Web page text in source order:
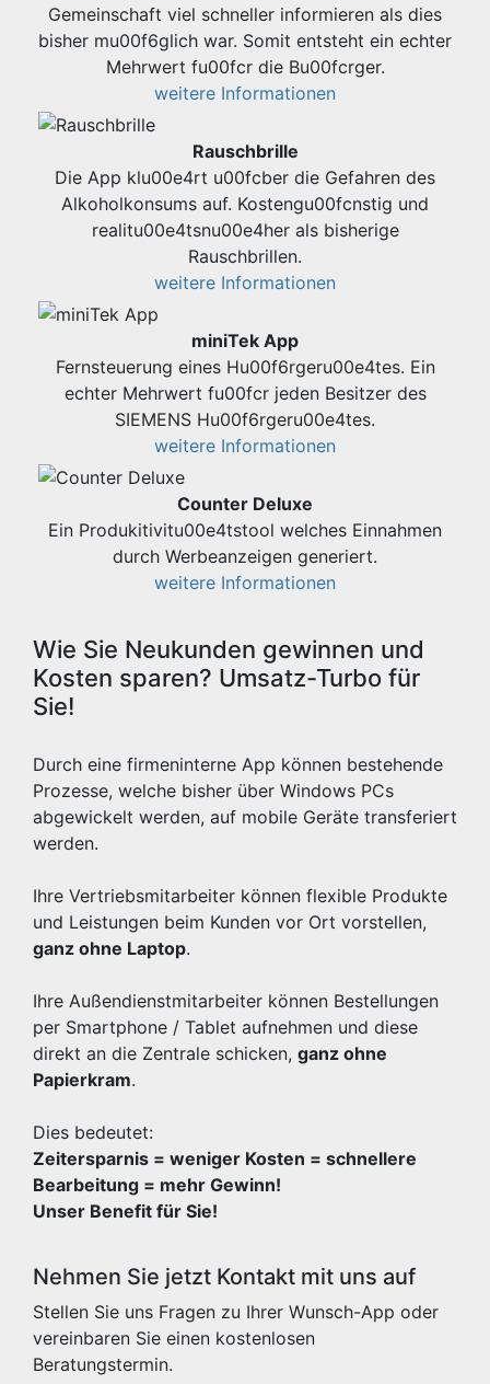
Gemeinschaft viel schneller informieren als dies
bisher mu00f6glich war. Somit entsteht ein echter
Mehrwert fu00fcr die Bu00fcrger.
weitere Informationen
Rauschbrille
Die App klu00e4rt u00fcber die Gefahren des
Alkoholkonsums auf. Kostengu00fcnstig und
realitu00e4tsnu00e4her als bisherige
Rauschbrillen.
weitere Informationen
miniTek App
Fernsteuerung eines Hu00f6rgeru00e4tes. Ein
echter Mehrwert fu00fcr jeden Besitzer des
SIEMENS Hu00f6rgeru00e4tes.
weitere Informationen
Counter Deluxe
Ein Produkitivitu00e4tstool welches Einnahmen
durch Werbeanzeigen generiert.
weitere Informationen
Wie Sie Neukunden gewinnen und
Kosten sparen? Umsatz-Turbo für
Sie!
Durch eine firmeninterne App können bestehende
Prozesse, welche bisher über Windows PCs
abgewickelt werden, auf mobile Geräte transferiert
werden.
Ihre Vertriebsmitarbeiter können flexible Produkte
und Leistungen beim Kunden vor Ort vorstellen,
ganz ohne Laptop.
Ihre Außendienstmitarbeiter können Bestellungen
per Smartphone / Tablet aufnehmen und diese
direkt an die Zentrale schicken, ganz ohne
Papierkram.
Dies bedeutet:
Zeitersparnis = weniger Kosten = schnellere
Bearbeitung = mehr Gewinn!
Unser Benefit für Sie!
Nehmen Sie jetzt Kontakt mit uns auf
Stellen Sie uns Fragen zu Ihrer Wunsch-App oder
vereinbaren Sie einen kostenlosen
Beratungstermin.